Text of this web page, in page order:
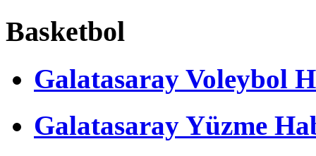
Basketbol
Galatasaray Voleybol
Galatasaray Yüzme